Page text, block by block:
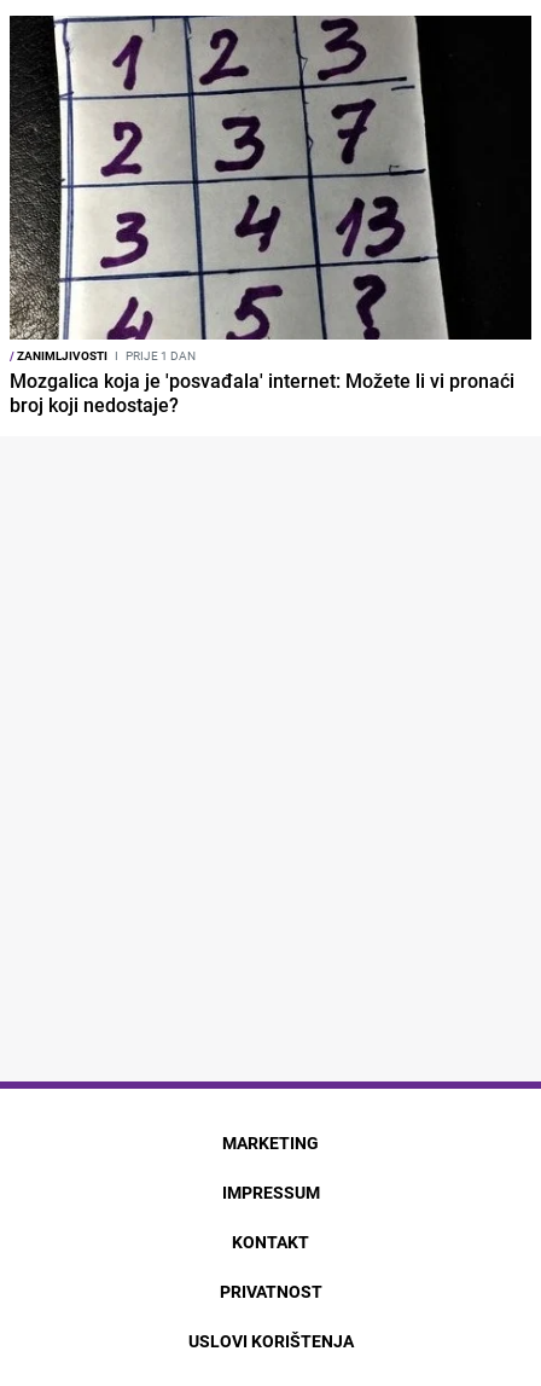
/ZANIMLJIVOSTI I PRIJE 1 DAN
Mozgalica koja je 'posvađala' internet: Možete li vi pronaći
broj koji nedostaje?
MARKETING
IMPRESSUM
KONTAKT
PRIVATNOST
USLOVI KORIŠTENJA